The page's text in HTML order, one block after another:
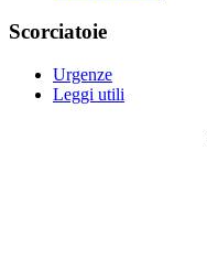
Scorciatoie
Urgenze
Leggi utili